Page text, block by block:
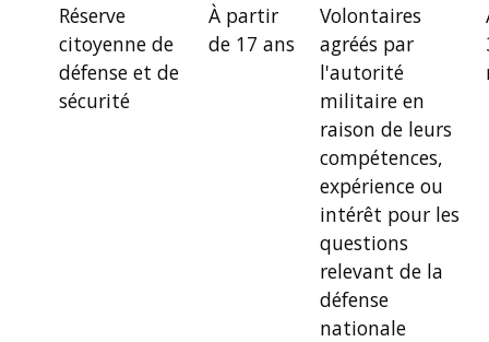
Réserve
citoyenne de
défense et de
sécurité
À partir
de 17 ans
Volontaires
agréés par
l'autorité
militaire en
raison de leurs
compétences,
expérience ou
intérêt pour les
questions
relevant de la
défense
nationale